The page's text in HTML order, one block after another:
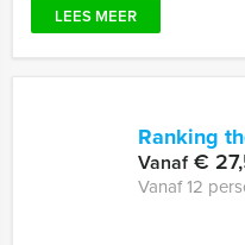
LEES MEER
Ranking
Vanaf€
Vanaf 12